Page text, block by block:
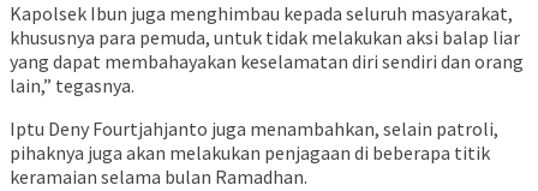
Kapolsek Ibun juga menghimbau kepada seluruh masyarakat,
khususnya para pemuda, untuk tidak melakukan aksi balap liar
yang dapat membahayakan keselamatan diri sendiri dan orang
lain,” tegasnya.
Iptu Deny Fourtjahjanto juga menambahkan, selain patroli,
pihaknya juga akan melakukan penjagaan di beberapa titik
keramaian selama bulan Ramadhan.